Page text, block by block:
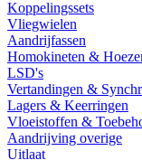
Koppelingssets
Vliegwielen
Aandrijfassen
Homokineten &
LSD's
Vertandingen &
Lagers & Keerringen
Vloeistoffen &
Aandrijving overige
Uitlaat